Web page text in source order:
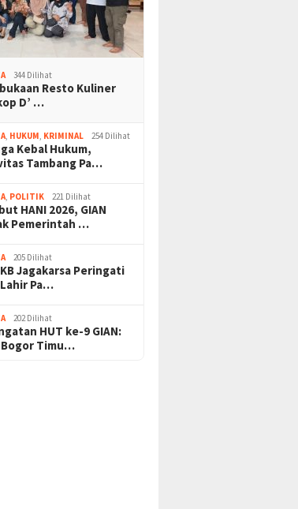
344 Dilihat
Resto Kuliner
D’ …
, HUKUM, KRIMINAL 254 Dilihat
Kebal Hukum,
Tambang Pa…
, POLITIK 221 Dilihat
HANI 2026, GIAN
Pemerintah …
205 Dilihat
Jagakarsa Peringati
Pa…
202 Dilihat
HUT ke-9 GIAN:
Bogor Timu…